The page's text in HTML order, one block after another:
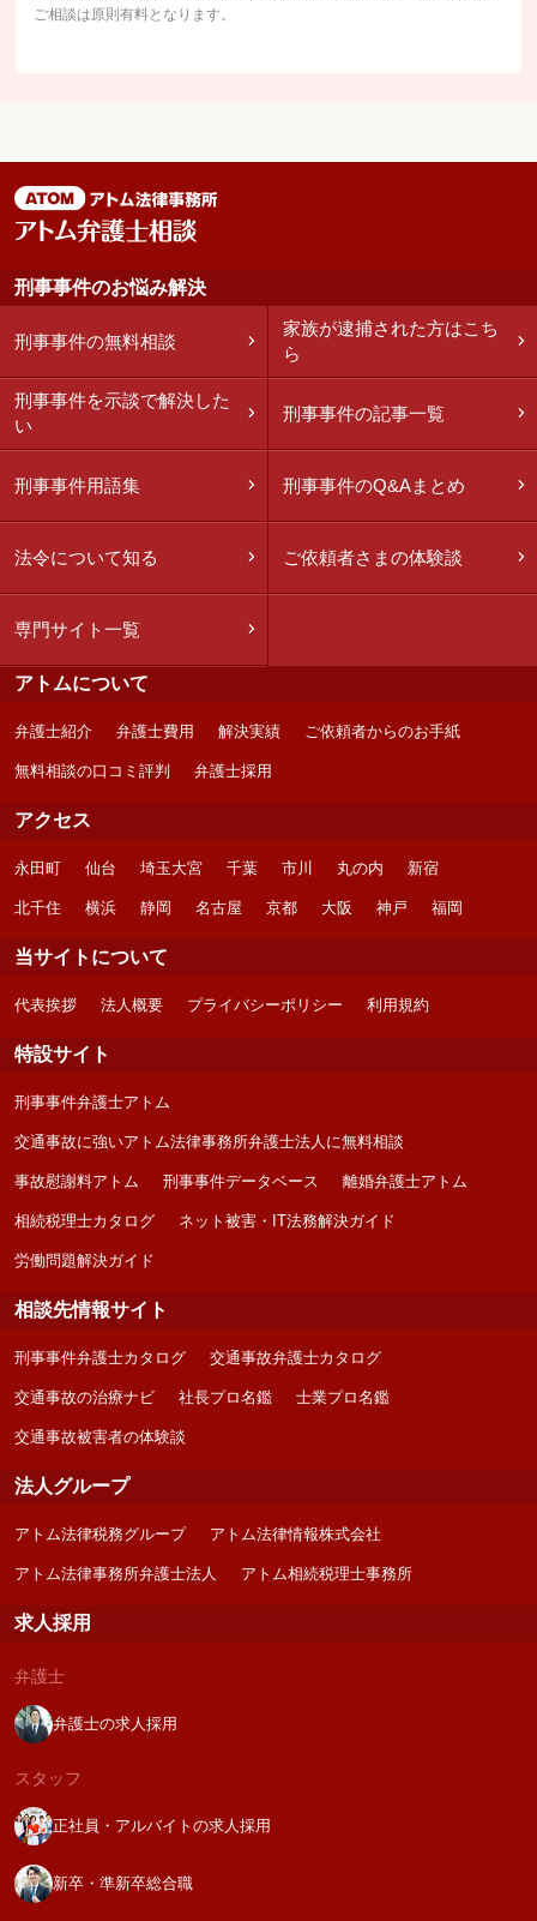
ご相談は原則有料となります。
刑事事件のお悩み解決
刑事事件の無料相談
家族が逮捕された方はこち
ら
刑事事件を示談で解決した
い
刑事事件の記事一覧
刑事事件用語集 刑事事件のQ&Aまとめ
法令について知る ご依頼者さまの体験談
専門サイト一覧
アトムについて
弁護士紹介 弁護士費用 解決実績 ご依頼者からのお手紙
無料相談の口コミ評判 弁護士採用
アクセス
永田町 仙台 埼玉大宮 千葉 市川 丸の内 新宿
北千住 横浜 静岡 名古屋 京都 大阪 神戸 福岡
当サイトについて
代表挨拶 法人概要 プライバシーポリシー 利用規約
特設サイト
刑事事件弁護士アトム
交通事故に強いアトム法律事務所弁護士法人に無料相談
事故慰謝料アトム 刑事事件データベース 離婚弁護士アトム
相続税理士カタログ ネット被害・IT法務解決ガイド
労働問題解決ガイド
相談先情報サイト
刑事事件弁護士カタログ 交通事故弁護士カタログ
交通事故の治療ナビ 社長プロ名鑑 士業プロ名鑑
交通事故被害者の体験談
法人グループ
アトム法律税務グループ アトム法律情報株式会社
アトム法律事務所弁護士法人 アトム相続税理士事務所
求人採用
弁護士
弁護士の求人採用
スタッフ
正社員・アルバイトの求人採用
新卒・準新卒総合職